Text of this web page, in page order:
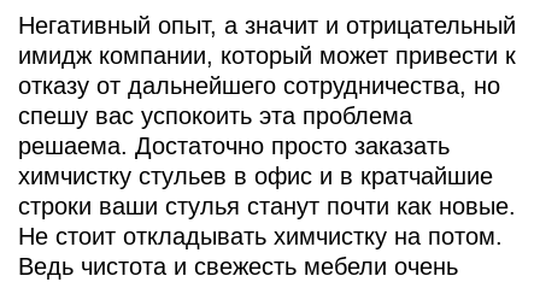
Негативный опыт, а значит и отрицательный
имидж компании, который может привести к
отказу от дальнейшего сотрудничества, но
спешу вас успокоить эта проблема
решаема. Достаточно просто заказать
химчистку стульев в офис и в кратчайшие
строки ваши стулья станут почти как новые.
Не стоит откладывать химчистку на потом.
Ведь чистота и свежесть мебели очень